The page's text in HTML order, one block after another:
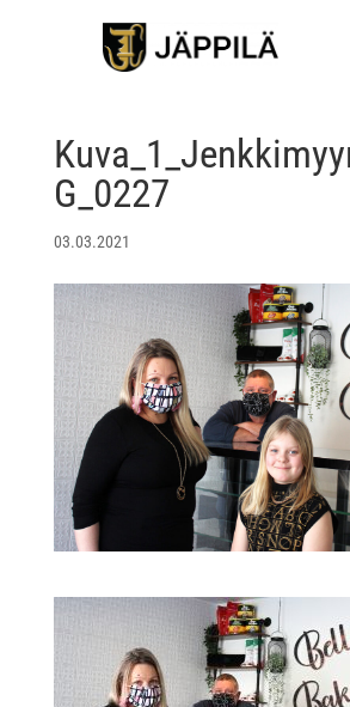
G_0227
03.03.2021